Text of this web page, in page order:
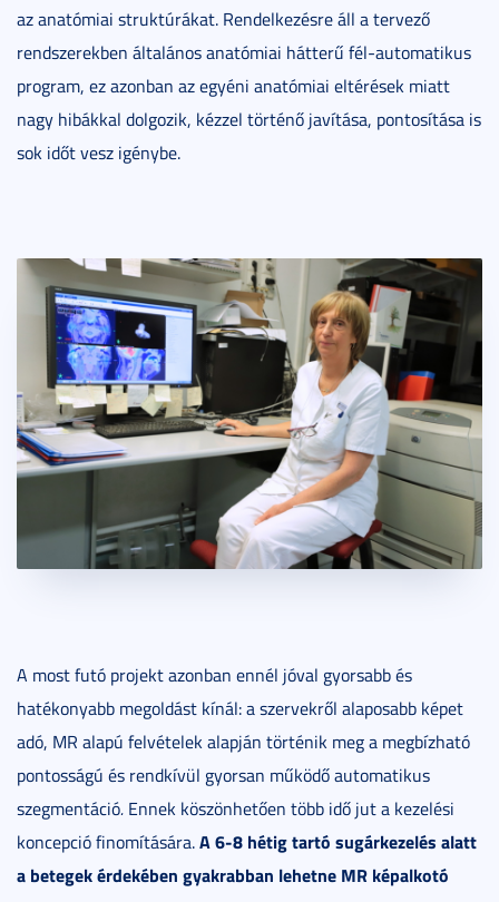
az anatómiai struktúrákat. Rendelkezésre áll a tervező
rendszerekben általános anatómiai hátterű fél-automatikus
program, ez azonban az egyéni anatómiai eltérések miatt
nagy hibákkal dolgozik, kézzel történő javítása, pontosítása is
sok időt vesz igénybe.
A most futó projekt azonban ennél jóval gyorsabb és
hatékonyabb megoldást kínál: a szervekről alaposabb képet
adó, MR alapú felvételek alapján történik meg a megbízható
pontosságú és rendkívül gyorsan működő automatikus
szegmentáció. Ennek köszönhetően több idő jut a kezelési
koncepció finomítására.A 6-8 hétig tartó sugárkezelés alatt
a betegek érdekében gyakrabban lehetne MR képalkotó